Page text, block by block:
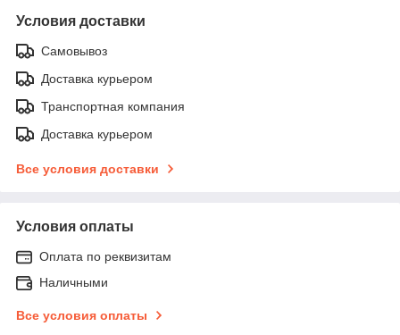
Условия доставки
Самовывоз
Доставка курьером
Транспортная компания
Доставка курьером
Все условия доставки
Условия оплаты
Оплата по реквизитам
Наличными
Все условия оплаты